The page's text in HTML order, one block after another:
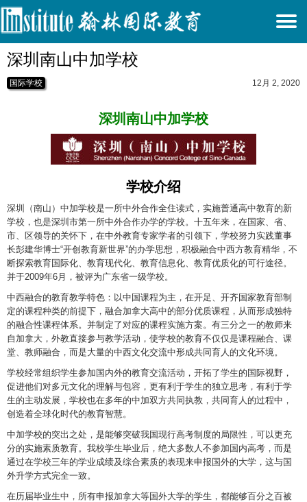
深圳南山中加学校
国际学校 12月 2, 2020
深圳南山中加学校
学校介绍
深圳（南山）中加学校是一所中外合作全住读式，实施普通高中教育的新
学校，也是深圳市第一所中外合作办学的学校。十五年来，在国家、省、
市、区领导的关怀下，在中外教育专家学者的引领下，学校努力实践董事
长彭建华博士“开创教育新世界”的办学思想，积极融合中西方教育精华，不
断探索教育国际化、教育现代化、教育信息化、教育优质化的可行途径。
并于2009年6月，被评为广东省一级学校。
中西融合的教育教学特色：以中国课程为主，在开足、开齐国家教育部制
定的课程种类的前提下，融合加拿大高中的部分优质课程，从而形成独特
的融合性课程体系。并制定了对应的课程实施方案。有三分之一的教师来
自加拿大，外教直接参与教学活动，使学校的教育不仅仅是课程融合、课
堂、教师融合，而是大量的中西文化交流中形成共同育人的文化环境。
学校经常组织学生参加国内外的教育交流活动，开拓了学生的国际视野，
促进他们对多元文化的理解与包容，更有利于学生的独立思考，有利于学
生的主动发展，学校也在多年的中加双方共同执教，共同育人的过程中，
创造着全球化时代的教育智慧。
中加学校的突出之处，是能够突破我国现行高考制度的局限性，可以更充
分的实施素质教育。我校学生毕业后，绝大多数人不参加国内高考，而是
通过在学校三年的学业成绩及综合素质的表现来申报国外的大学，这与国
外升学方式完全一致。
在历届毕业生中，所有申报加拿大等国外大学的学生，都能够百分之百被